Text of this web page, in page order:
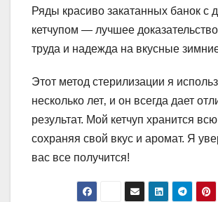
Ряды красиво закатанных банок с
кетчупом — лучшее
труда и надежда на вкусные
Этот метод стерилизации я
несколько лет‚ и он всегда дает
результат. Мой кетчуп хранится всю
сохраняя свой вкус и аромат. Я
вас все получится!